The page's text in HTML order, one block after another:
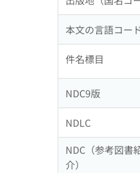
本文の言語コー
件名標目
NDC9版
NDLC
NDC（参考図書
介）